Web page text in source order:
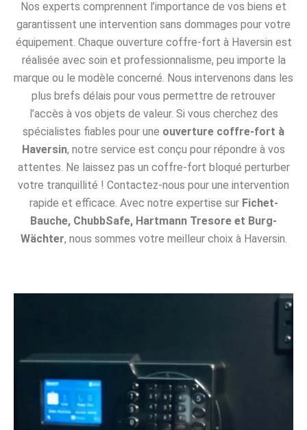
Nos experts comprennent l’importance de vos biens et
garantissent une intervention sans dommages pour votre
équipement. Chaque ouverture coffre-fort à Haversin est
réalisée avec soin et professionnalisme, peu importe la
marque ou le modèle concerné. Nous intervenons dans les
plus brefs délais pour vous permettre de retrouver
l’accès à vos objets de valeur. Si vous cherchez des
spécialistes fiables pour une ouverture coffre-fort à
Haversin, notre service est conçu pour répondre à vos
attentes. Ne laissez pas un coffre-fort bloqué perturber
votre tranquillité ! Contactez-nous pour une intervention
rapide et efficace. Avec notre expertise sur Fichet-
Bauche, ChubbSafe, Hartmann Tresore et Burg-
Wächter, nous sommes votre meilleur choix à Haversin.